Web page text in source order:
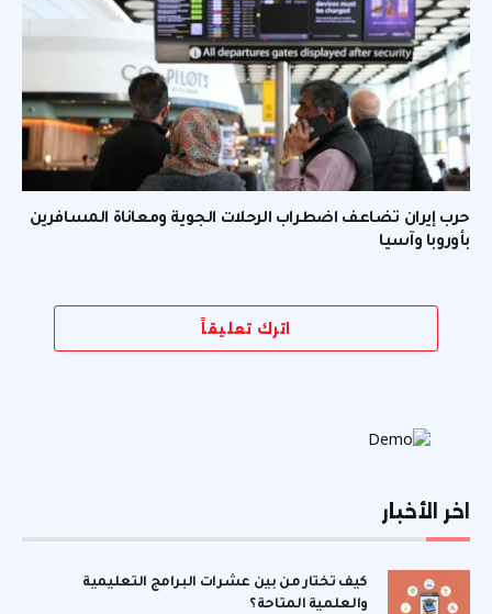
حرب إيران تضاعف اضطراب الرحلات الجوية ومعاناة المسافرين
بأوروبا وآسيا
اترك تعليقاً
اخر الأخبار
كيف تختار من بين عشرات البرامج التعليمية
والعلمية المتاحة؟